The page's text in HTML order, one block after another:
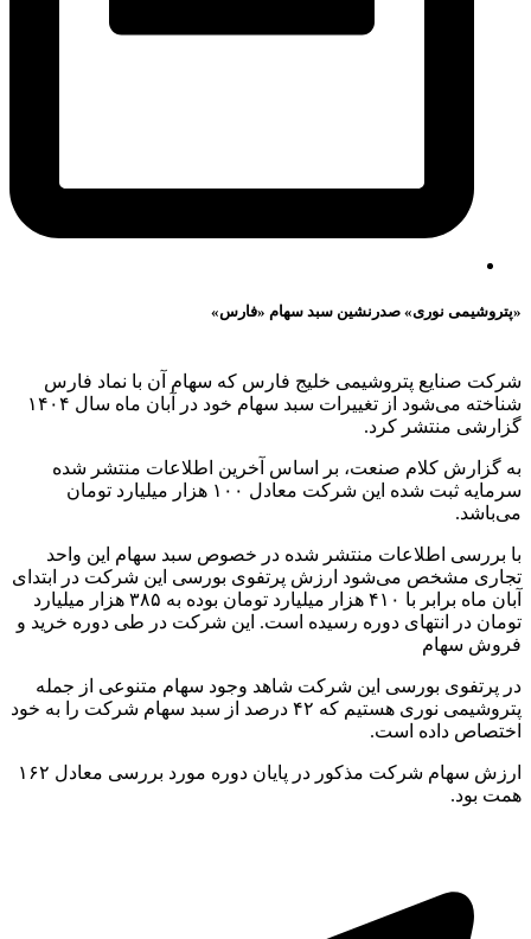
«پتروشیمی نوری» صدرنشین سبد سهام «فارس»
شرکت صنایع پتروشیمی خلیج فارس که سهام آن با نماد فارس
شناخته می‌شود از تغییرات سبد سهام خود در آبان ماه سال ۱۴۰۴
گزارشی منتشر کرد.
به گزارش کلام صنعت، بر اساس آخرین اطلاعات منتشر شده
سرمایه ثبت شده این شرکت معادل ۱۰۰ هزار میلیارد تومان
می‌باشد.
با بررسی اطلاعات منتشر شده در خصوص سبد سهام این واحد
تجاری مشخص می‌شود ارزش پرتفوی بورسی این شرکت در ابتدای
آبان ماه برابر با ۴۱۰ هزار میلیارد تومان بوده به ۳۸۵ هزار میلیارد
تومان در انتهای دوره رسیده است. این شرکت در طی دوره خرید و
فروش سهام
در پرتفوی بورسی این شرکت شاهد وجود سهام متنوعی از جمله
پتروشیمی نوری هستیم که ۴۲ درصد از سبد سهام شرکت را به خود
اختصاص داده است.
ارزش سهام شرکت مذکور در پایان دوره مورد بررسی معادل ۱۶۲
همت بود.